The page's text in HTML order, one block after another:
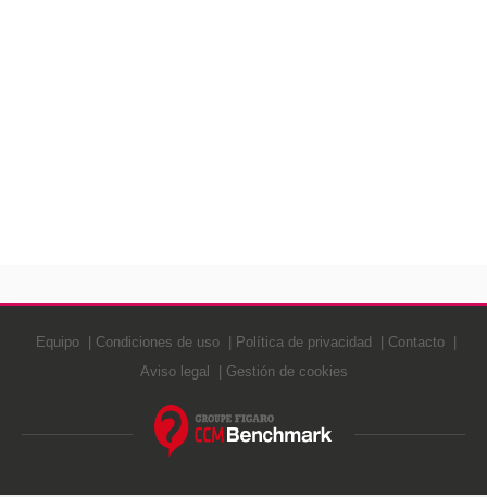
Equipo Condiciones de uso Política de privacidad
Contacto
Aviso legal
Gestión de cookies